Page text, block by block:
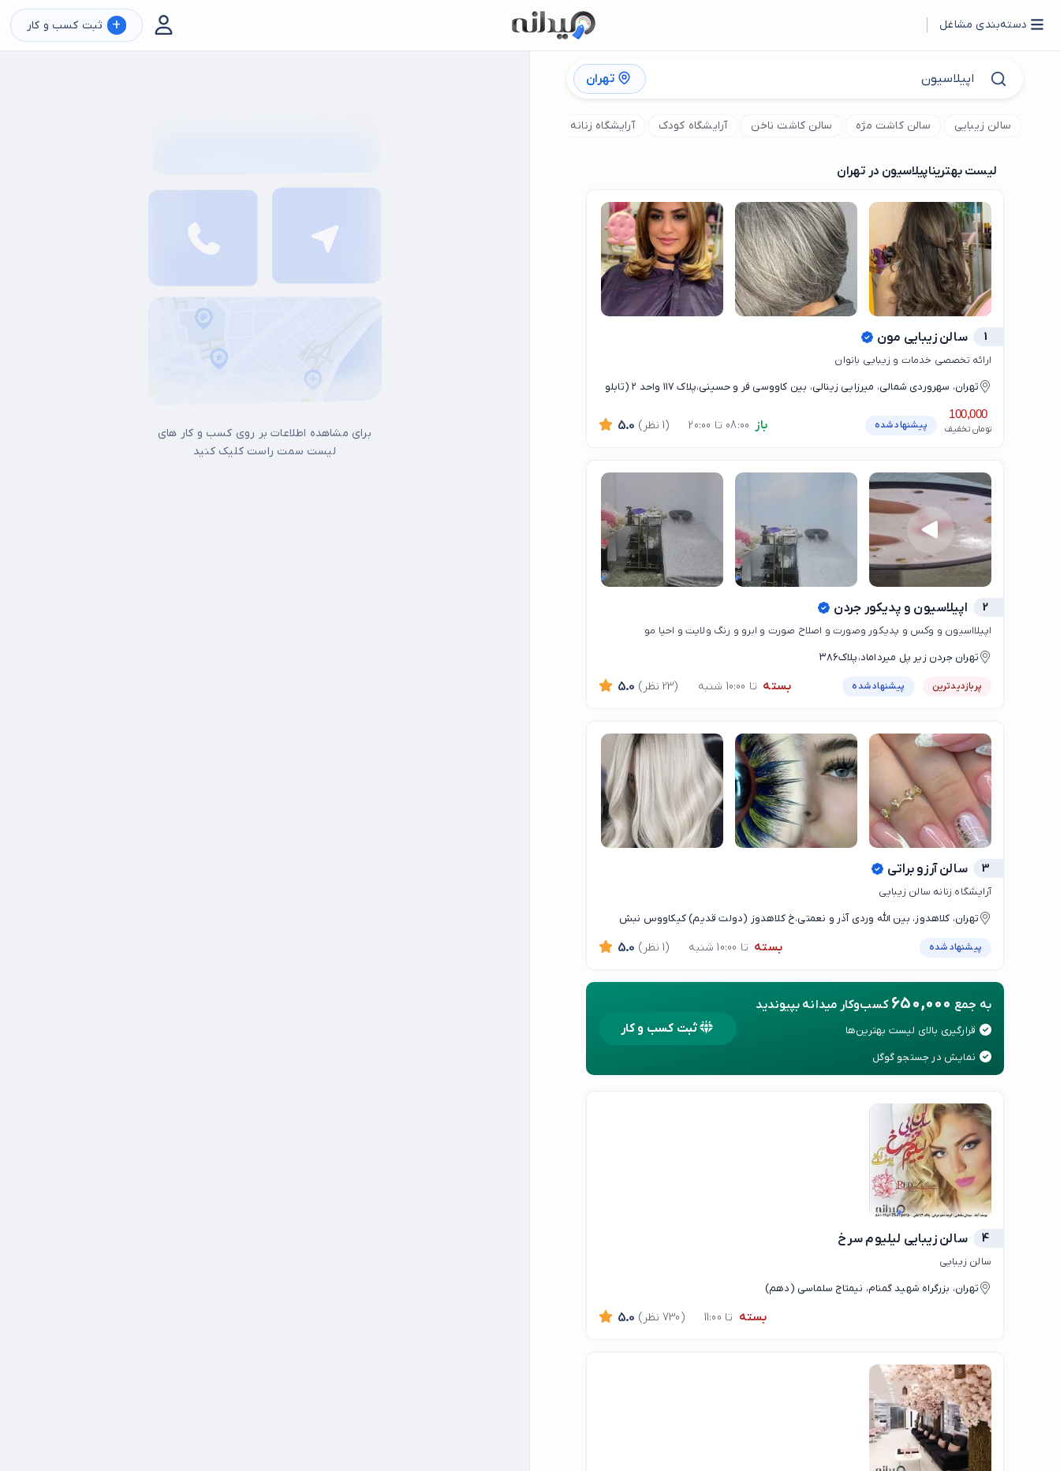
دسته‌بندی مشاغل + ثبت کسب و کار
تهران
سالن زیبایی سالن کاشت مژه سالن کاشت ناخن آرایشگاه کودک آرایشگاه زنانه
لیست بهتریناپیلاسیون در تهران
1 سالن زیبایی مون
ارائه تخصصی خدمات و زیبایی بانوان
تهران، سهروردی شمالی، میرزایی زینالی، بین کاووسی فر و حسینی،پلاک ۱۱۷ واحد ۲ (تابلو
100,000
تومان تخفیف پیشنهاد شده باز 5.0 (1 نظر)
2 اپیلاسیون و پدیکور جردن
اپیلااسیون و وکس و پدیکور وصورت و اصلاح صورت و ابرو و رنگ ولایت و احیا مو
تهران جردن زیر پل میرداماد،پلاک۳۸۶
پربازدیدترین پیشنهاد شده بسته تا 10:00 شنبه 5.0 (23 نظر)
3 سالن آرزو براتی
آرایشگاه زنانه سالن زیبایی
تهران، کلاهدوز، بین الله وردی آذر و نعمتی،خ کلاهدوز (دولت قدیم) کیکاووس نبش
پیشنهاد شده بسته تا 10:00 شنبه 5.0 (1 نظر)
به جمع 650,000 کسب‌وکار میدانه بپیوندید
قرارگیری بالای لیست بهترین‌ها
نمایش در جستجو گوگل
ثبت کسب و کار
4 سالن زیبایی لیلیوم سرخ
سالن زیبایی
تهران، بزرگراه شهید گمنام، نیمتاج سلماسی (دهم)
بسته تا 11:00 5.0 (730 نظر)
برای مشاهده اطلاعات بر روی کسب و کار های
لیست سمت راست کلیک کنید